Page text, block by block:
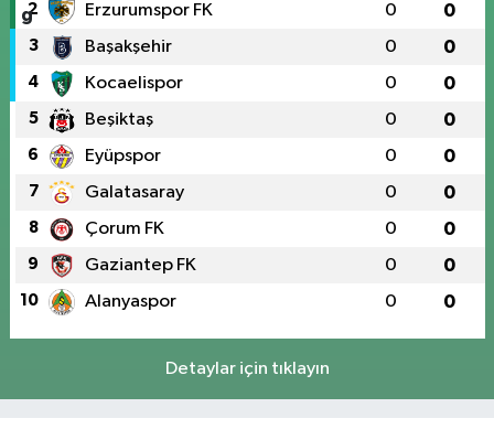
2 Erzurumspor FK 0 0
3 Başakşehir 0 0
4 Kocaelispor 0 0
5 Beşiktaş 0 0
6 Eyüpspor 0 0
7 Galatasaray 0 0
8 Çorum FK 0 0
9 Gaziantep FK 0 0
10 Alanyaspor 0 0
Detaylar için tıklayın